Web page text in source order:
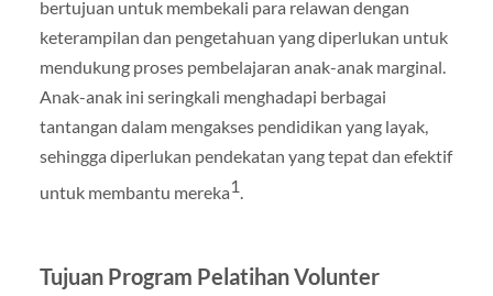
bertujuan untuk membekali para relawan dengan
keterampilan dan pengetahuan yang diperlukan untuk
mendukung proses pembelajaran anak-anak marginal.
Anak-anak ini seringkali menghadapi berbagai
tantangan dalam mengakses pendidikan yang layak,
sehingga diperlukan pendekatan yang tepat dan efektif
untuk membantu mereka1.
Tujuan Program Pelatihan Volunter